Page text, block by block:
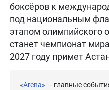
боксёров к
под национальным
этапом олимпийского
станет чемпионат
2027 году примет
«Arena» — главные